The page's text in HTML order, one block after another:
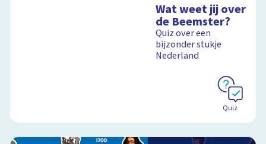
Wat weet jij over
de Beemster?
Quiz over een
bijzonder stukje
Nederland
Quiz